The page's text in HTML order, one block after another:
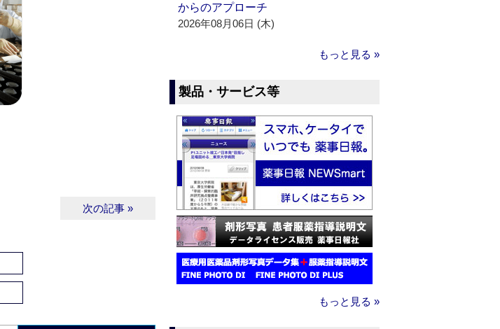
次の記事 »
からのアプローチ
2026年08月06日 (木)
もっと見る »
製品・サービス等
もっと見る »